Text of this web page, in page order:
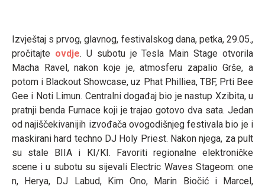
Izvještaj s prvog, glavnog, festivalskog dana, petka, 29.05.,
pročitajte ovdje. U subotu je Tesla Main Stage otvorila
Macha Ravel, nakon koje je, atmosferu zapalio Grše, a
potom i Blackout Showcase, uz Phat Philliea, TBF, Prti Bee
Gee i Noti Limun. Centralni događaj bio je nastup Xzibita, u
pratnji benda Furnace koji je trajao gotovo dva sata. Jedan
od najiščekivanijih izvođača ovogodišnjeg festivala bio je i
maskirani hard techno DJ Holy Priest. Nakon njega, za pult
su stale BIIA i KI/KI. Favoriti regionalne elektroničke
scene i u subotu su sijevali Electric Waves Stageom: one
n, Herya, DJ Labud, Kim Ono, Marin Biočić i Marcel,